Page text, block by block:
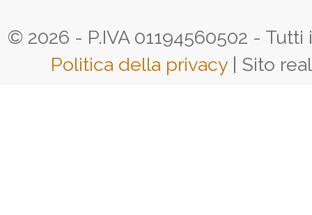
© 2026 - P.IVA 01194560502 -
Politica della privacy | Sito